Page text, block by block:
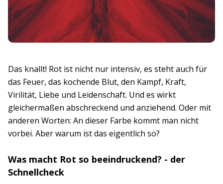
Das knallt! Rot ist nicht nur intensiv, es steht auch für
das Feuer, das kochende Blut, den Kampf, Kraft,
Virilität, Liebe und Leidenschaft. Und es wirkt
gleichermaßen abschreckend und anziehend. Oder mit
anderen Worten: An dieser Farbe kommt man nicht
vorbei. Aber warum ist das eigentlich so?
Was macht Rot so beeindruckend? - der
Schnellcheck